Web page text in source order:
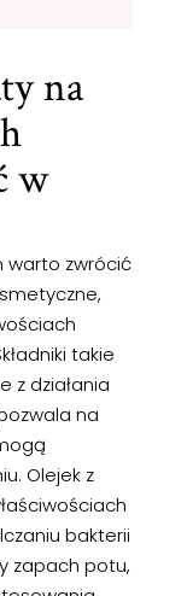
na
w
warto zwrócić
takie
z działania
na
Olejek z
bakterii
zapach potu,